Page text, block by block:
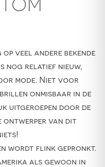
veel andere bekende
nog relatief nieuw,
mode. Niet voor
onmisbaar in de
uitgeroepen door de
ontwerper van dit
wordt flink gepronkt.
als gewoon in